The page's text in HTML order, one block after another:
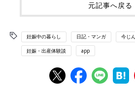
元記事へ戻る
妊娠中の暮らし 日記・マンガ 今じ
妊娠・出産体験談 app